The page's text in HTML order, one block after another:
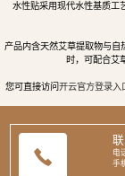
水性贴采用现代水性基质工
产品内含天然艾草提取物与自
时，可配合艾
您可直接访问 开云官方登录入
电
手